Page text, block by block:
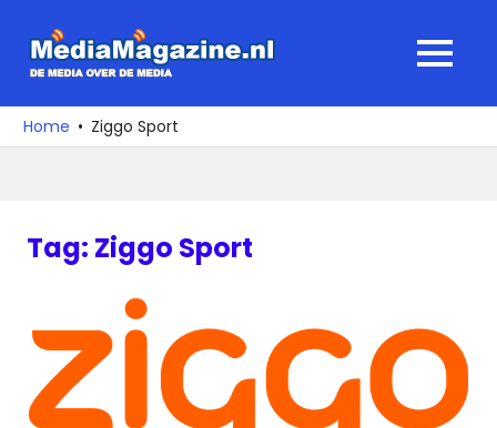
naar
media
over
MENU
Home Ziggo Sport
Tag: Ziggo Sport